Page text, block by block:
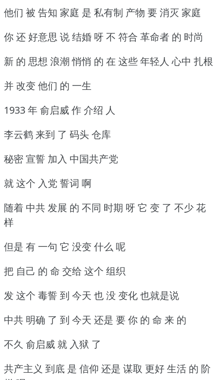
他们 被 告知 家庭 是 私有制 产物 要 消灭 家庭
你 还 好意思 说 结婚 呀 不 符合 革命者 的 时尚
新 的 思想 浪潮 悄悄 的 在 这些 年轻人 心中 扎根
并 改变 他们 的 一生
1933 年 俞启威 作 介绍 人
李云鹤 来到 了 码头 仓库
秘密 宣誓 加入 中国共产党
就 这个 入党 誓词 啊
随着 中共 发展 的 不同 时期 呀 它 变 了 不少 花
样
但是 有 一句 它 没变 什么 呢
把 自己 的 命 交给 这个 组织
发 这个 毒誓 到 今天 也 没 变化 也就是说
中共 明确 了 到 今天 还是 要 你 的 命 来 的
不久 俞启威 就 入狱 了
共产主义 到底 是 信仰 还是 谋取 更好 生活 的 阶